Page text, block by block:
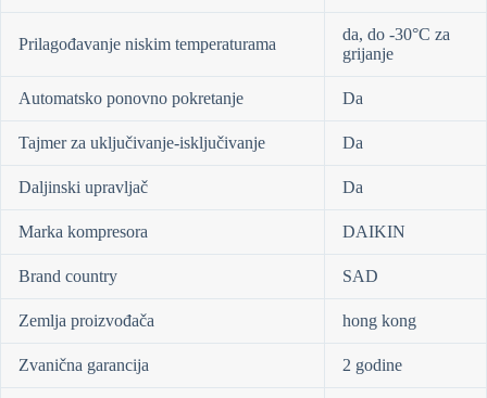
Prilagođavanje niskim temperaturama
da, do -30°C za
grijanje
Automatsko ponovno pokretanje Da
Tajmer za uključivanje-isključivanje Da
Daljinski upravljač Da
Marka kompresora DAIKIN
Brand country SAD
Zemlja proizvođača hong kong
Zvanična garancija 2 godine